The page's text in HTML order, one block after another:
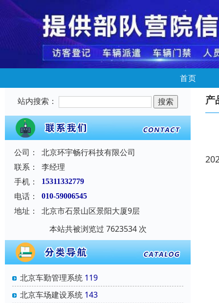
首页
站内搜索：
公司：
北京环宇畅行科技有限公司
联系：
李经理
手机：
15311332779
电话： 010-59006545
地址：
北京市石景山区景阳大厦9层
本站共被浏览过 7623534 次
北京车勤管理系统 119
北京车场建设系统 143
产